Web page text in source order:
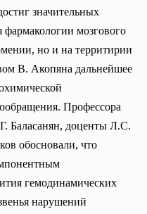
значительных
фармакологии мозгового
но и на территирии
В. Акопяна дальнейшее
Профессора
доценты Л.С.
обосновали, что
гемодинамических
нарушений